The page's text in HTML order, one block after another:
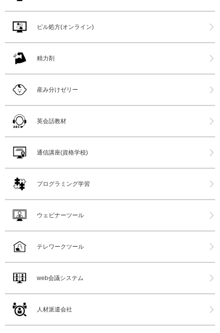
ピル処方(オンライン)
精力剤
産み分けゼリー
英会話教材
通信講座(資格学校)
プログラミング学習
ウェビナーツール
テレワークツール
web会議システム
人材派遣会社